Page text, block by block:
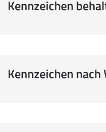
Kennzeichen
Kennzeichen